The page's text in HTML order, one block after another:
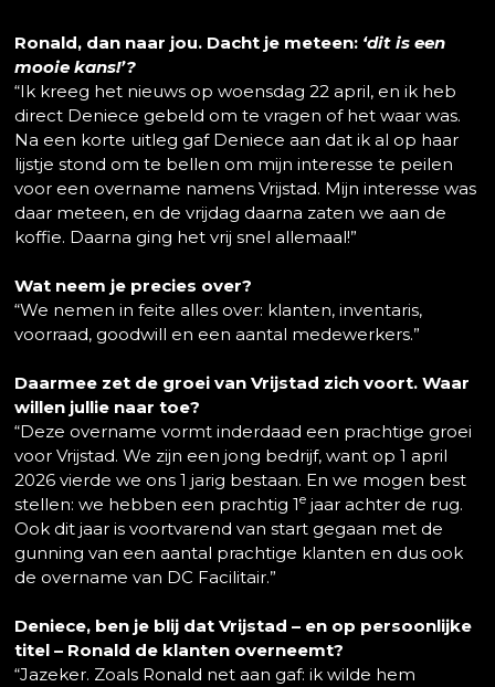
Ronald, dan naar jou. Dacht je meteen: ‘dit is een
mooie kans!’?
“Ik kreeg het nieuws op woensdag 22 april, en ik heb
direct Deniece gebeld om te vragen of het waar was.
Na een korte uitleg gaf Deniece aan dat ik al op haar
lijstje stond om te bellen om mijn interesse te peilen
voor een overname namens Vrijstad. Mijn interesse was
daar meteen, en de vrijdag daarna zaten we aan de
koffie. Daarna ging het vrij snel allemaal!”
Wat neem je precies over?
“We nemen in feite alles over: klanten, inventaris,
voorraad, goodwill en een aantal medewerkers.”
Daarmee zet de groei van Vrijstad zich voort. Waar
willen jullie naar toe?
“Deze overname vormt inderdaad een prachtige groei
voor Vrijstad. We zijn een jong bedrijf, want op 1 april
2026 vierde we ons 1 jarig bestaan. En we mogen best
stellen: we hebben een prachtig 1ejaar achter de rug.
Ook dit jaar is voortvarend van start gegaan met de
gunning van een aantal prachtige klanten en dus ook
de overname van DC Facilitair.”
Deniece, ben je blij dat Vrijstad – en op persoonlijke
titel – Ronald de klanten overneemt?
“Jazeker. Zoals Ronald net aan gaf: ik wilde hem